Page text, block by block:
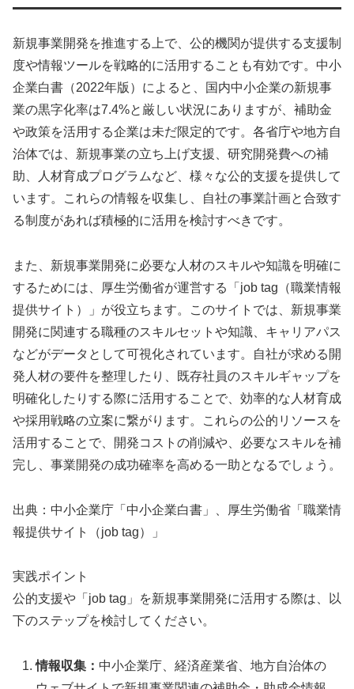
新規事業開発を推進する上で、公的機関が提供する支援制
度や情報ツールを戦略的に活用することも有効です。中小
企業白書（2022年版）によると、国内中小企業の新規事
業の黒字化率は7.4%と厳しい状況にありますが、補助金
や政策を活用する企業は未だ限定的です。各省庁や地方自
治体では、新規事業の立ち上げ支援、研究開発費への補
助、人材育成プログラムなど、様々な公的支援を提供して
います。これらの情報を収集し、自社の事業計画と合致す
る制度があれば積極的に活用を検討すべきです。
また、新規事業開発に必要な人材のスキルや知識を明確に
するためには、厚生労働省が運営する「job tag（職業情報
提供サイト）」が役立ちます。このサイトでは、新規事業
開発に関連する職種のスキルセットや知識、キャリアパス
などがデータとして可視化されています。自社が求める開
発人材の要件を整理したり、既存社員のスキルギャップを
明確化したりする際に活用することで、効率的な人材育成
や採用戦略の立案に繋がります。これらの公的リソースを
活用することで、開発コストの削減や、必要なスキルを補
完し、事業開発の成功確率を高める一助となるでしょう。
出典：中小企業庁「中小企業白書」、厚生労働省「職業情
報提供サイト（job tag）」
実践ポイント
公的支援や「job tag」を新規事業開発に活用する際は、以
下のステップを検討してください。
情報収集： 中小企業庁、経済産業省、地方自治体の